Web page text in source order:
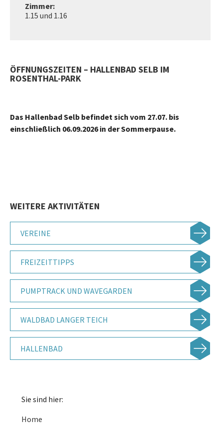
Zimmer:
1.15 und 1.16
ÖFFNUNGSZEITEN – HALLENBAD SELB IM
ROSENTHAL-PARK
Das Hallenbad Selb befindet sich vom 27.07. bis
einschließlich 06.09.2026 in der Sommerpause.
WEITERE AKTIVITÄTEN
VEREINE
FREIZEITTIPPS
PUMPTRACK UND WAVEGARDEN
WALDBAD LANGER TEICH
HALLENBAD
Sie sind hier:
Home